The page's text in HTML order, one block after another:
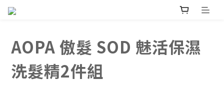
AOPA 傲髮 SOD 魅活保濕
洗髮精2件組